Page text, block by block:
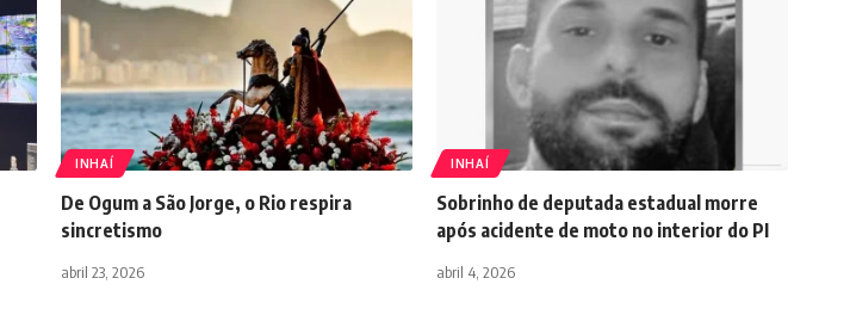
INHAÍ
De Ogum a São Jorge, o Rio respira
sincretismo
abril 23, 2026
INHAÍ
Sobrinho de deputada estadual morre
após acidente de moto no interior do PI
abril 4, 2026